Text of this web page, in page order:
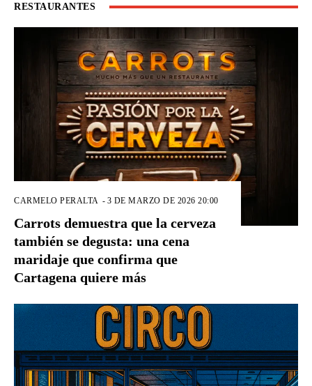
RESTAURANTES
CARMELO PERALTA - 3 DE MARZO DE 2026 20:00
Carrots demuestra que la cerveza
también se degusta: una cena
maridaje que confirma que
Cartagena quiere más